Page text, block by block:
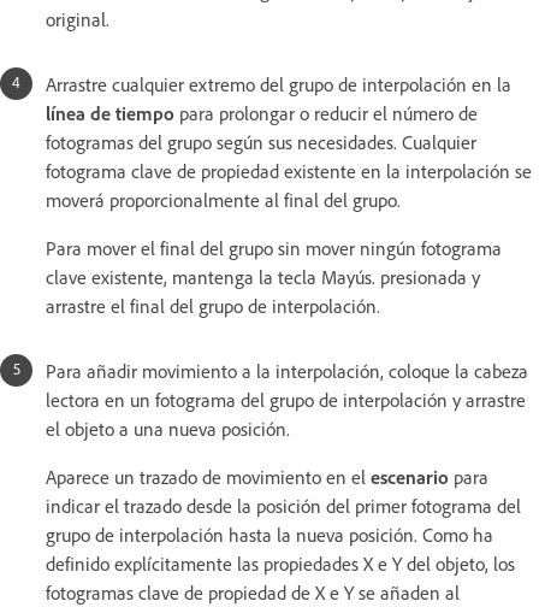
original.
Arrastre cualquier extremo del grupo de interpolación en la
línea de tiempo para prolongar o reducir el número de
fotogramas del grupo según sus necesidades. Cualquier
fotograma clave de propiedad existente en la interpolación se
moverá proporcionalmente al final del grupo.
Para mover el final del grupo sin mover ningún fotograma
clave existente, mantenga la tecla Mayús. presionada y
arrastre el final del grupo de interpolación.
Para añadir movimiento a la interpolación, coloque la cabeza
lectora en un fotograma del grupo de interpolación y arrastre
el objeto a una nueva posición.
Aparece un trazado de movimiento en el escenario para
indicar el trazado desde la posición del primer fotograma del
grupo de interpolación hasta la nueva posición. Como ha
definido explícitamente las propiedades X e Y del objeto, los
fotogramas clave de propiedad de X e Y se añaden al